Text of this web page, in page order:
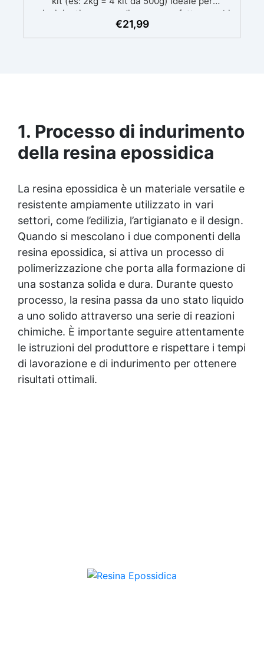
principianti: a prova di errore, perfetta per chi
inizia. Sempre lucida: garantisce una finitura
brillante e uniforme in ogni condizione.
€21,99
1. Processo di indurimento
della resina epossidica
La resina epossidica è un materiale versatile e
resistente ampiamente utilizzato in vari
settori, come l’edilizia, l’artigianato e il design.
Quando si mescolano i due componenti della
resina epossidica, si attiva un processo di
polimerizzazione che porta alla formazione di
una sostanza solida e dura. Durante questo
processo, la resina passa da uno stato liquido
a uno solido attraverso una serie di reazioni
chimiche. È importante seguire attentamente
le istruzioni del produttore e rispettare i tempi
di lavorazione e di indurimento per ottenere
risultati ottimali.